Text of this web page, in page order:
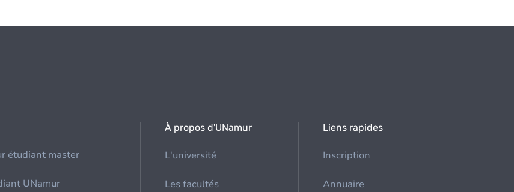
étudiant master
UNamur
À propos d'UNamur
L'université
Les facultés
Liens rapides
Inscription
Annuaire